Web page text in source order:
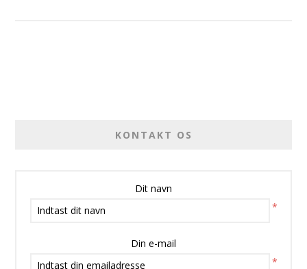
KONTAKT OS
Dit navn
*
Din e-mail
*